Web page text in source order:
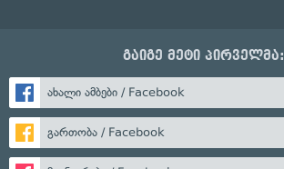
გაიგე მეტი პირველმა:
ახალი ამბები / Facebook
გართობა / Facebook